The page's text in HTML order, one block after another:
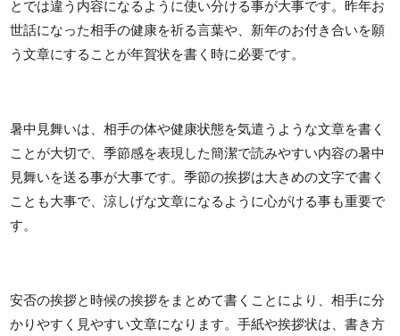
とでは違う内容になるように使い分ける事が大事です。昨年お
世話になった相手の健康を祈る言葉や、新年のお付き合いを願
う文章にすることが年賀状を書く時に必要です。
暑中見舞いは、相手の体や健康状態を気遣うような文章を書く
ことが大切で、季節感を表現した簡潔で読みやすい内容の暑中
見舞いを送る事が大事です。季節の挨拶は大きめの文字で書く
ことも大事で、涼しげな文章になるように心がける事も重要で
す。
安否の挨拶と時候の挨拶をまとめて書くことにより、相手に分
かりやすく見やすい文章になります。手紙や挨拶状は、書き方